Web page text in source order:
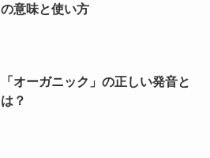
の意味と使い方
「オーガニック」の正しい発音と
は？